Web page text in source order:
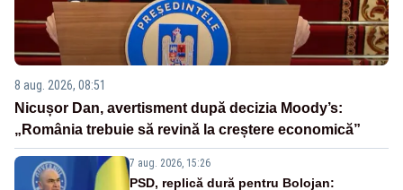
8 aug. 2026, 08:51
Nicușor Dan, avertisment după decizia Moody’s:
„România trebuie să revină la creștere economică”
7 aug. 2026, 15:26
PSD, replică dură pentru Bolojan: